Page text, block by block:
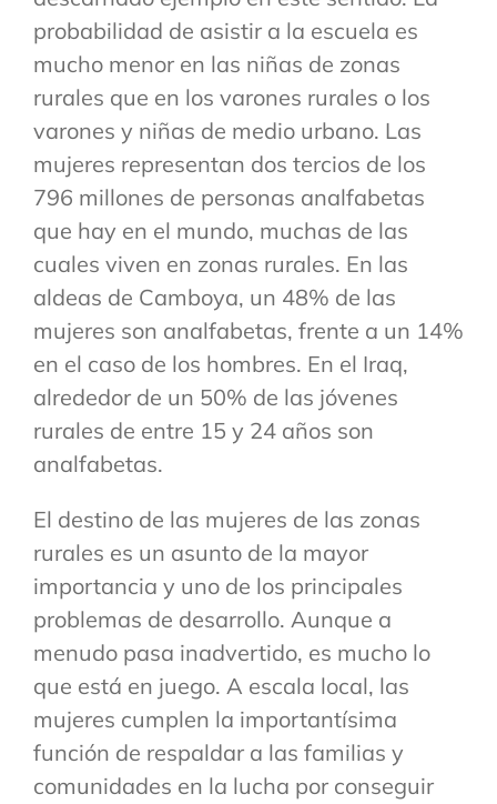
probabilidad de asistir a la escuela es
mucho menor en las niñas de zonas
rurales que en los varones rurales o los
varones y niñas de medio urbano. Las
mujeres representan dos tercios de los
796 millones de personas analfabetas
que hay en el mundo, muchas de las
cuales viven en zonas rurales. En las
aldeas de Camboya, un 48% de las
mujeres son analfabetas, frente a un 14%
en el caso de los hombres. En el Iraq,
alrededor de un 50% de las jóvenes
rurales de entre 15 y 24 años son
analfabetas.
El destino de las mujeres de las zonas
rurales es un asunto de la mayor
importancia y uno de los principales
problemas de desarrollo. Aunque a
menudo pasa inadvertido, es mucho lo
que está en juego. A escala local, las
mujeres cumplen la importantísima
función de respaldar a las familias y
comunidades en la lucha por conseguir